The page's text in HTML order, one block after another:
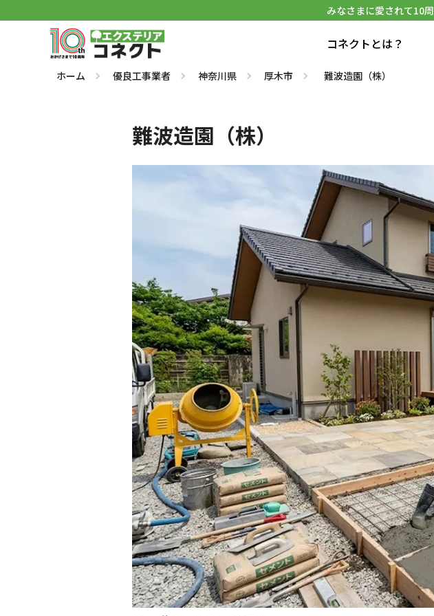
みなさまに愛されて10
コネクトとは？
ホーム 優良工事業者 神奈川県 厚木市 難波造園（株）
難波造園（株）